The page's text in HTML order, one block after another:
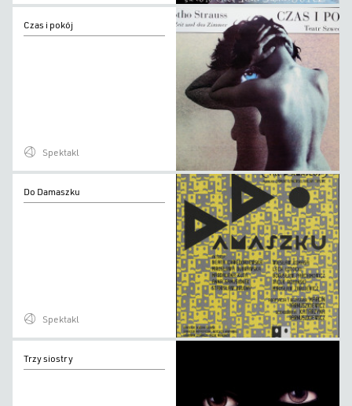
Czas i pokój
Spektakl
Damaszku
Do Damaszku
Spektakl
siostry
Trzy siostry